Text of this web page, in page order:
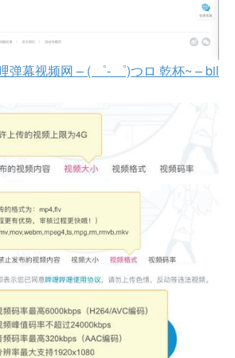
弹幕视频网 – ( ゜- ゜)つロ 乾杯~ – bil